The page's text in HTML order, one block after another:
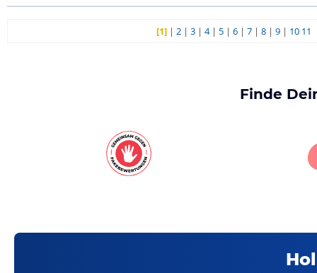
[1] |2 |3 |4| 5 |6 |7 |8 |9 | 10 11
Finde